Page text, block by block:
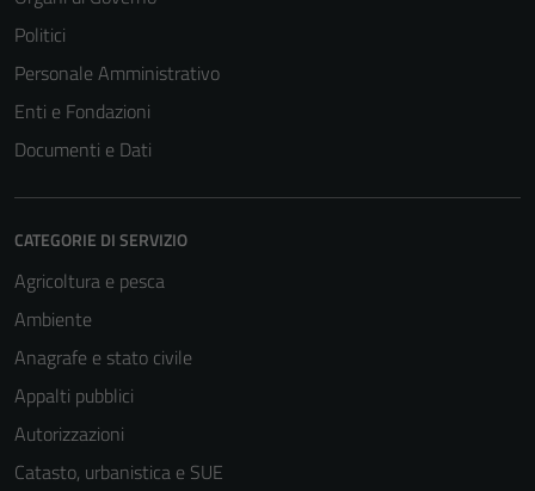
Politici
Personale Amministrativo
Enti e Fondazioni
Documenti e Dati
CATEGORIE DI SERVIZIO
Agricoltura e pesca
Ambiente
Anagrafe e stato civile
Appalti pubblici
Autorizzazioni
Catasto, urbanistica e SUE